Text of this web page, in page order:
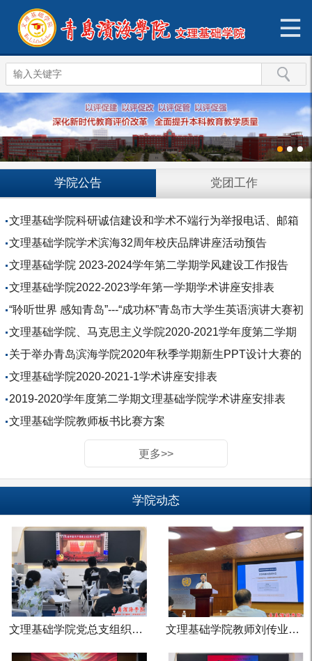
学院公告 党团工作
文理基础学院科研诚信建设和学术不端行为举报电话、邮箱
文理基础学院学术滨海32周年校庆品牌讲座活动预告
文理基础学院 2023-2024学年第二学期学风建设工作报告
文理基础学院2022-2023学年第一学期学术讲座安排表
“聆听世界 感知青岛”---“成功杯”青岛市大学生英语演讲大赛初
赛报名...
文理基础学院、马克思主义学院2020-2021学年度第二学期
学术讲座安排
关于举办青岛滨海学院2020年秋季学期新生PPT设计大赛的
通知
文理基础学院2020-2021-1学术讲座安排表
2019-2020学年度第二学期文理基础学院学术讲座安排表
文理基础学院教师板书比赛方案
更多>>
学院动态
文理基础学院党总支组织师生收看庆祝中国共产党成... 文理基础学院教师刘传业参加国际民间外交研究中心...